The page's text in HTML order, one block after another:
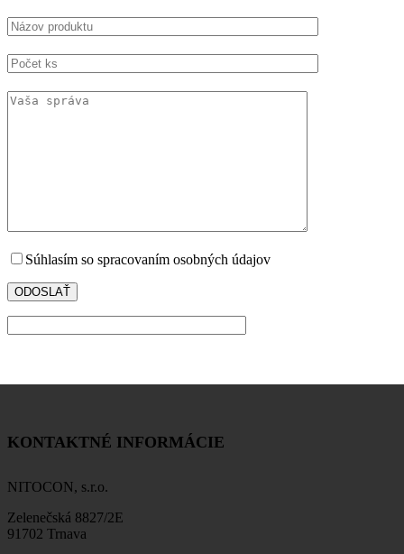
Súhlasím so spracovaním osobných údajov
KONTAKTNÉ INFORMÁCIE
NITOCON, s.r.o.
Zelenečská 8827/2E
91702 Trnava